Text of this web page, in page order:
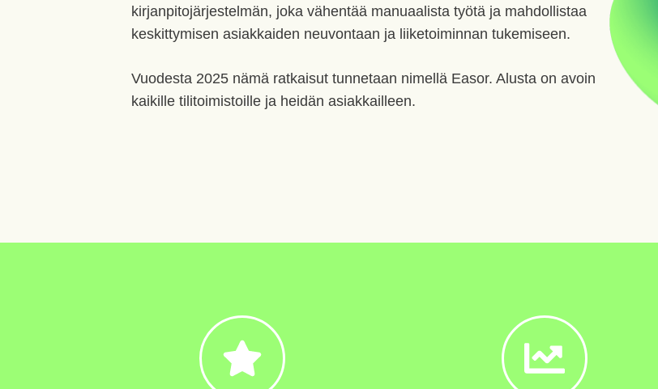
kirjanpitojärjestelmän, joka vähentää manuaalista työtä ja mahdollistaa
keskittymisen asiakkaiden neuvontaan ja liiketoiminnan tukemiseen.
Vuodesta 2025 nämä ratkaisut tunnetaan nimellä Easor. Alusta on avoin
kaikille tilitoimistoille ja heidän asiakkailleen.